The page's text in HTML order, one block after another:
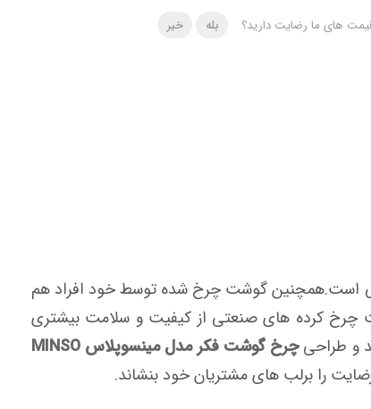
قیمت های ما رضایت دارید؟ بله خیر
است.همچنین گوشت چرخ شده توسط خود افراد هم
چرخ کرده های صنعتی از کیفیت و سلامت بیشتری
و طراحی
چرخ گوشت فکر مدل مینسوپلاس MINSO
را برلب های مشتریان خود بنشاند.